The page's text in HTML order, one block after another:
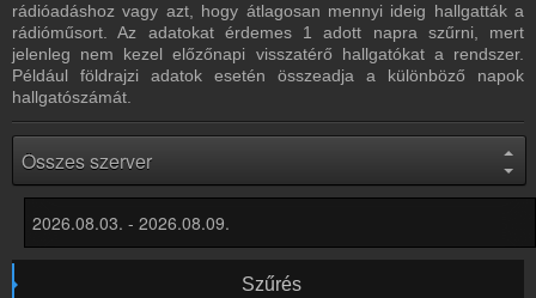
Bejelentkezés
Hozz létre saját fiókot!
Most szól
Tudd meg mi szólt eddig
Rádiós statisztika
Hallgatottsági adatok
Hírek
Szünet Rádió kapcsolatos hírek
Kapcsolat
Írj nekünk!
rádióadáshoz vagy azt, hogy átlagosan mennyi ideig hallgatták a
rádióműsort. Az adatokat érdemes 1 adott napra szűrni, mert
jelenleg nem kezel előzőnapi visszatérő hallgatókat a rendszer.
Például földrajzi adatok esetén összeadja a különböző napok
hallgatószámát.
Szűrés